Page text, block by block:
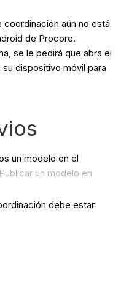
coordinación aún no está
de Procore.
se le pedirá que abra el
dispositivo móvil para
un modelo en el
Publicar un modelo en
debe estar